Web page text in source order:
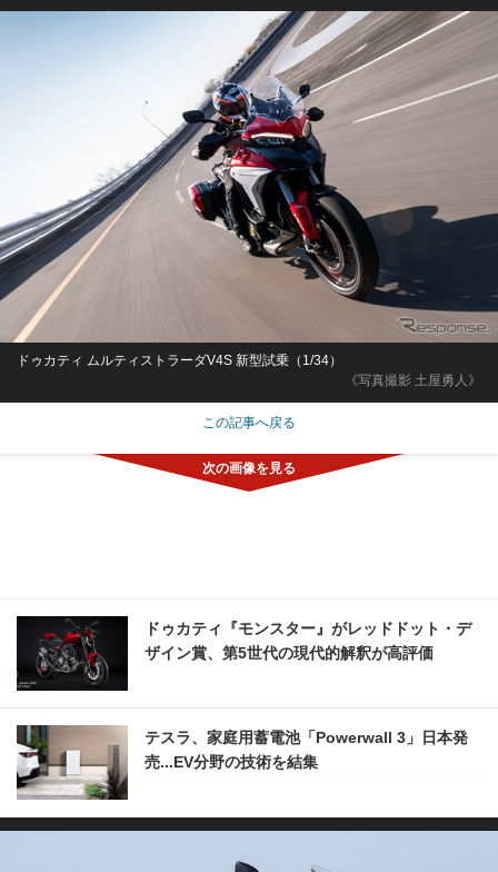
《写真撮影 土屋勇人》
ドゥカティ ムルティストラーダV4S 新型試乗（1/34）
この記事へ戻る
ドゥカティ『モンスター』がレッドドット・デ
ザイン賞、第5世代の現代的解釈が高評価
テスラ、家庭用蓄電池「Powerwall 3」日本発
売...EV分野の技術を結集